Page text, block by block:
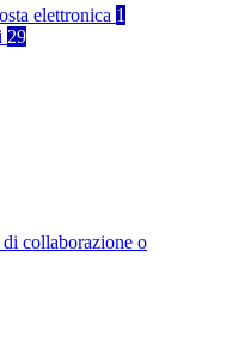
elettronica 1
29
collaborazione o